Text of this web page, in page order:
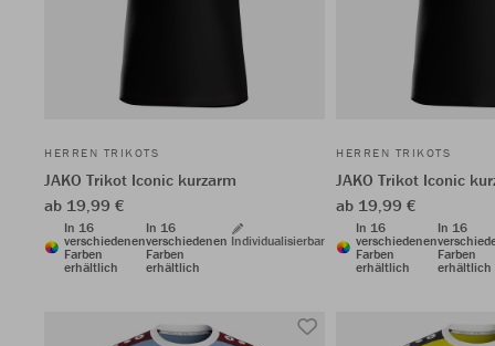
HERREN TRIKOTS
JAKO Trikot Iconic kurzarm
ab 19,99 €
In 16
verschiedenen
Farben
erhältlich
In 16
verschiedenen
Farben
erhältlich
Individualisierbar
HERREN TRIKOTS
JAKO Trikot Iconic
ab 19,99 €
In 16
verschiedenen
Farben
erhältlich
In 16
Farben
erhältlich